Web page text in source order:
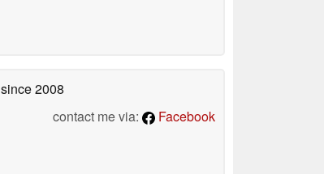
since 2008
contact me via:
Facebook